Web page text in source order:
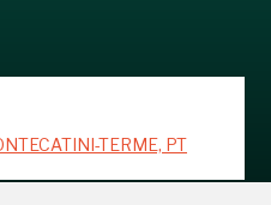
TERME, PT